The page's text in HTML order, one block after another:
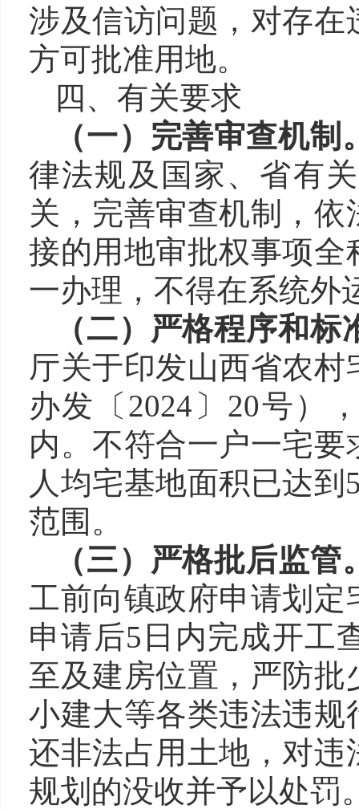
涉及信访问题，对存
方可批准用地。
四、有关要求
（一）完善审查机制
律法规及国家、省有
关，完善审查机制，
接的用地审批权事项
一办理，不得在系统外
（二） 严格程序和标
厅关于印发山西省农
办发〔 2024 〕 20号）
内。不符合一户一宅要
人均宅基地面积已达到
范围。
（三）严格批后监管
工前向镇政府申请划
申请后5 日内完成开工
至及建房位置，严防
小建大等各类违法违
还非法占用土地，对
规划的没收并予以处罚